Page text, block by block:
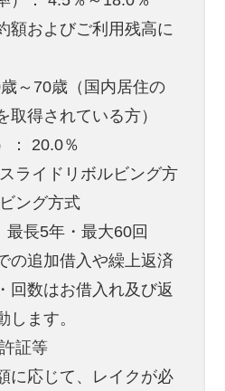
額およびご利用残高に
～70歳（国内居住の
取得されている方）
： 20.0％
ライドリボルビング方
ング方式
最長5年・最大60回
の追加借入や繰上返済
回数はお借入れ及び返
します。
証等
に応じて、レイクが必